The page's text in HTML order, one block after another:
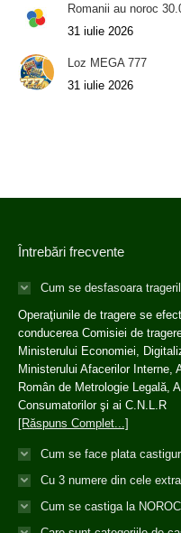
Romanii au noroc
31 iulie 2026
Loz MEGA 777
31 iulie 2026
Întrebări frecvente
Cum se desfasoara
Operaţiunile de tragere se
conducerea Comisiei de
Ministerului Economiei,
Ministerului Afacerilor Interne,
Român de Metrologie Legală,
Consumatorilor şi ai C.N.L.R
[Răspuns Complet...]
Cum se face plata
Cu 3 numere din cele
Cum se castiga la